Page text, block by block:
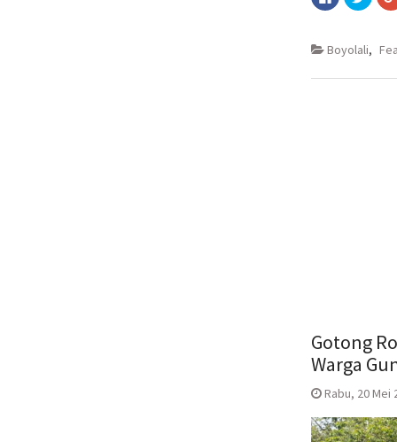
untuk
membagikan
di
jendela
baru)
untuk
berbagi
di
baru)
Boyolali,
Gotong
Warga
Rabu, 20 Mei